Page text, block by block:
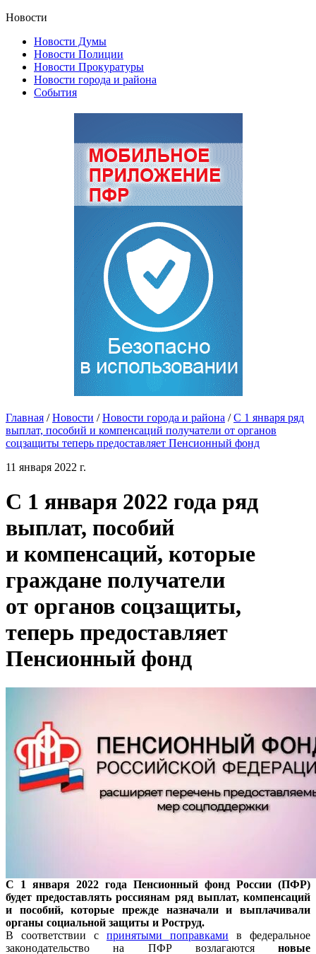
Новости
Новости Думы
Новости Полиции
Новости Прокуратуры
Новости города и района
События
Главная / Новости / Новости города и района / С 1 января ряд
выплат, пособий и компенсаций получатели от органов
соцзащиты теперь предоставляет Пенсионный фонд
11 января 2022 г.
С 1 января 2022 года ряд
выплат, пособий
и компенсаций, которые
граждане получатели
от органов соцзащиты,
теперь предоставляет
Пенсионный фонд
С 1 января 2022 года Пенсионный фонд России (ПФР)
будет предоставлять россиянам ряд выплат, компенсаций
и пособий, которые прежде назначали и выплачивали
органы социальной защиты и Роструд.
В соответствии с принятыми поправками в федеральное
законодательство на ПФР возлагаются новые